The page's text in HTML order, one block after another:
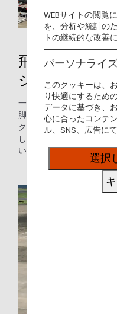
飛行機が出発
シュバック」
一般的に飛行機は、管制
脚（ノーズランディング
クターにより、安全に自
し出すように移動させま
い、パイロットはこの間
WEBサイトの閲覧
を、分析や統計の
トの継続的な改善
パーソナライ
このクッキーは、
り快適にするため
データに基づき、
心に合ったコンテ
ル、SNS、広告に
選択